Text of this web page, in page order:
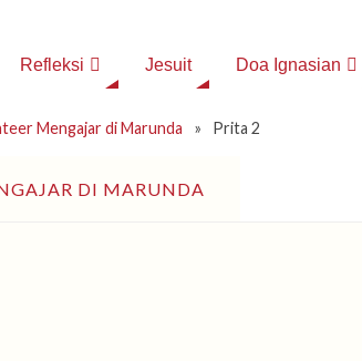
Refleksi Jesuit Doa Ignasian
Mengajar di Marunda » Prita 2
DI MARUNDA